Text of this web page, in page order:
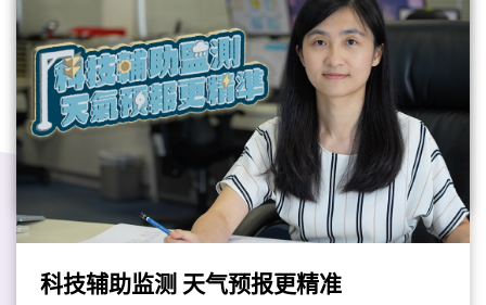
香港天文台高级科学主任黄伟健，负责天气预
报及「小涡旋预报系统」的研究与应用。他和
团队利用科技与专业为市民提供天气预报服
务，从台风到晴空，每一个预报都是时间与精
准之间的竞赛。
公务员事务局与香港电台携手制作电视节目
《同心为民 公务员好故事》，精选10位公务员
事务局局长嘉许状得奖者的感人故事。节目早
前已于港台电视31首播，现诚邀大家一同于网
上重温。（影片由公务员事务局提供）
政府工
#公务员
科技辅助监测 天气预报更精准最后更新日期: 2026年06月05日